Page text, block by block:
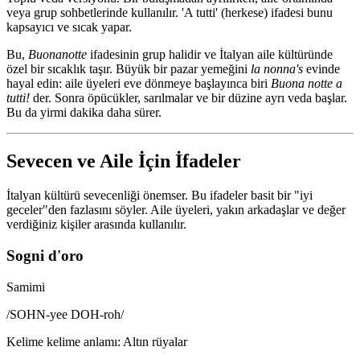
veya grup sohbetlerinde kullanılır. 'A tutti' (herkese) ifadesi bunu
kapsayıcı ve sıcak yapar.
Bu, Buonanotte ifadesinin grup halidir ve İtalyan aile kültüründe
özel bir sıcaklık taşır. Büyük bir pazar yemeğini la nonna's evinde
hayal edin: aile üyeleri eve dönmeye başlayınca biri Buona notte a
tutti! der. Sonra öpücükler, sarılmalar ve bir düzine ayrı veda başlar.
Bu da yirmi dakika daha sürer.
Sevecen ve Aile İçin İfadeler
İtalyan kültürü sevecenliği önemser. Bu ifadeler basit bir "iyi
geceler"den fazlasını söyler. Aile üyeleri, yakın arkadaşlar ve değer
verdiğiniz kişiler arasında kullanılır.
Sogni d'oro
Samimi
/SOHN-yee DOH-roh/
Kelime kelime anlamı: Altın rüyalar